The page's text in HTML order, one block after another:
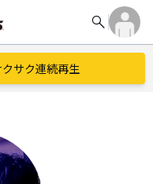
search
サク連続再生